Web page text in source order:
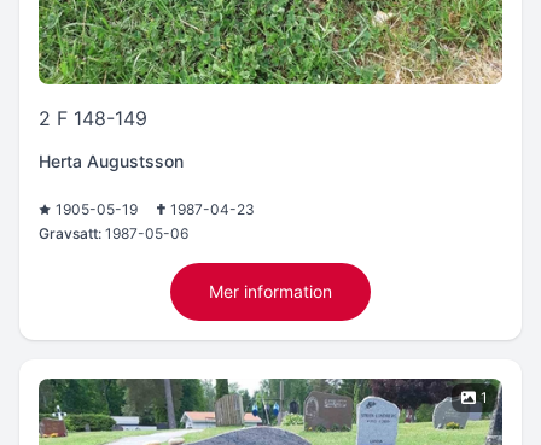
2 F 148-149
Herta Augustsson
1905-05-19
1987-04-23
Gravsatt: 1987-05-06
Mer information
1